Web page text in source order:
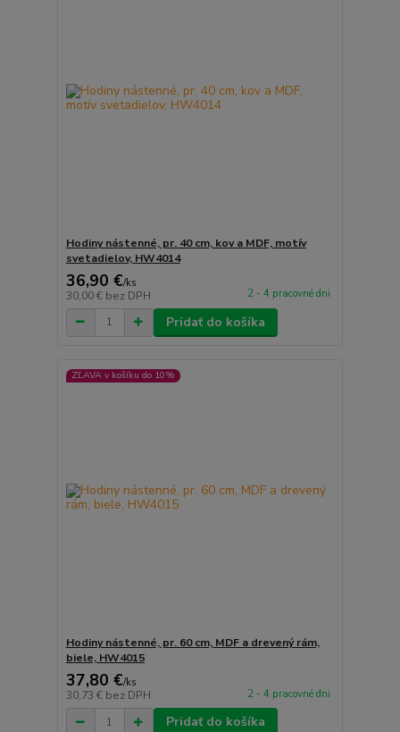
Hodiny nástenné, pr. 40 cm, kov a MDF, motív
svetadielov, HW4014
36,90 €/ks
30,00 € bez DPH 2 - 4 pracovné dni
Pridať do košíka
ZĽAVA v košíku do 10%
Hodiny nástenné, pr. 60 cm, MDF a drevený rám,
biele, HW4015
37,80 €/ks
30,73 € bez DPH 2 - 4 pracovné dni
Pridať do košíka